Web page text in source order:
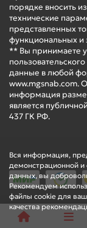
Вся информация,
демонстрационной и
данных, вы
Рекомендуем
файлы cookie для
качества
порядке вносить
технические
представленных
функциональных и
** Вы принимаете
данные в любой
www.mgsnab.com.
информация
является
437 ГК РФ.